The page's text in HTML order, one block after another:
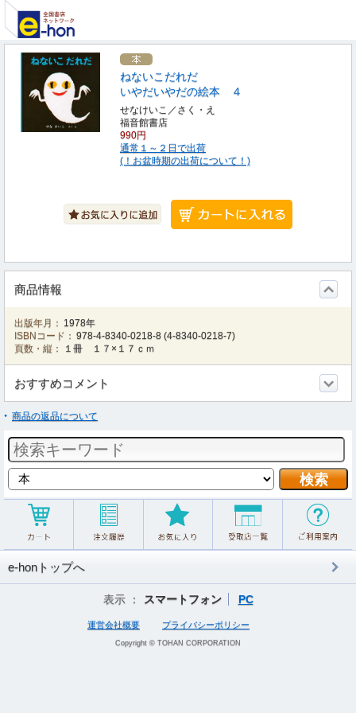
ねないこだれだ
いやだいやだの絵本 ４
せなけいこ／さく・え
福音館書店
990円
通常１～２日で出荷
(！お盆時期の出荷について！)
商品情報
出版年月： 1978年
ISBNコード： 978-4-8340-0218-8 (4-8340-0218-7)
頁数・縦：
１冊 １７×１７ｃｍ
おすすめコメント
商品の返品について
e-honトップへ
表示 ： スマートフォン PC
運営会社概要 プライバシーポリシー
Copyright © TOHAN CORPORATION